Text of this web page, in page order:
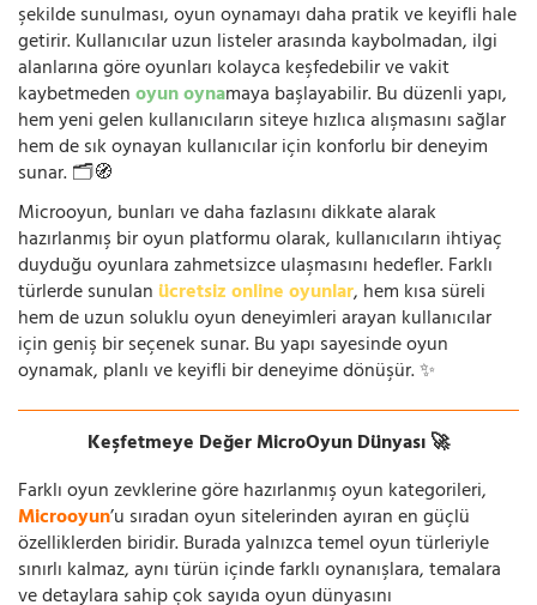
şekilde sunulması, oyun oynamayı daha pratik ve keyifli hale
getirir. Kullanıcılar uzun listeler arasında kaybolmadan, ilgi
alanlarına göre oyunları kolayca keşfedebilir ve vakit
kaybetmedenoyun oynamaya başlayabilir. Bu düzenli yapı,
hem yeni gelen kullanıcıların siteye hızlıca alışmasını sağlar
hem de sık oynayan kullanıcılar için konforlu bir deneyim
sunar. 🗂️🧭
Microoyun, bunları ve daha fazlasını dikkate alarak
hazırlanmış bir oyun platformu olarak, kullanıcıların ihtiyaç
duyduğu oyunlara zahmetsizce ulaşmasını hedefler. Farklı
türlerde sunulan ücretsiz online oyunlar, hem kısa süreli
hem de uzun soluklu oyun deneyimleri arayan kullanıcılar
için geniş bir seçenek sunar. Bu yapı sayesinde oyun
oynamak, planlı ve keyifli bir deneyime dönüşür. ✨
Keşfetmeye Değer MicroOyun Dünyası 🚀
Farklı oyun zevklerine göre hazırlanmış oyun kategorileri,
Microoyun’u sıradan oyun sitelerinden ayıran en güçlü
özelliklerden biridir. Burada yalnızca temel oyun türleriyle
sınırlı kalmaz, aynı türün içinde farklı oynanışlara, temalara
ve detaylara sahip çok sayıda oyun dünyasını